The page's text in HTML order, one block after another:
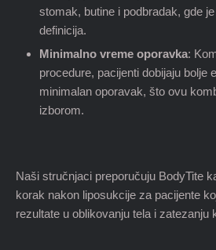
stomak, butine i podbradak, gde
definicija.
Minimalno vreme oporavka:
procedure, pacijenti dobijaju bolje
minimalan oporavak, što ovu
izborom.
Naši stručnjaci preporučuju BodyTite
korak nakon liposukcije za pacijente
rezultate u oblikovanju tela i zatezanju